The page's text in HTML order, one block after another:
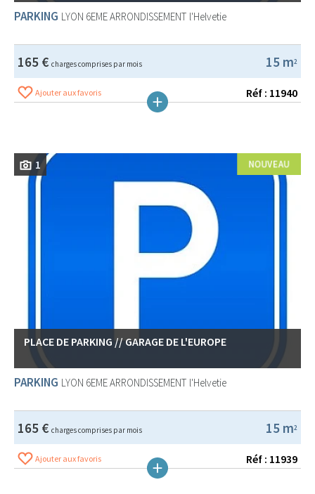
PARKING LYON 6EME ARRONDISSEMENT l'Helvetie
15 m2
165 € charges comprises par mois
Ajouter aux favoris Réf : 11940
1
PLACE DE PARKING // GARAGE DE L'EUROPE
PARKING LYON 6EME ARRONDISSEMENT l'Helvetie
15 m2
165 € charges comprises par mois
Ajouter aux favoris Réf : 11939